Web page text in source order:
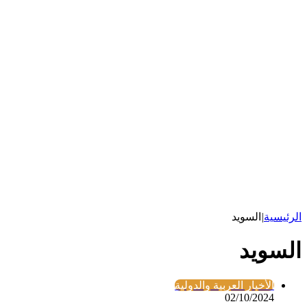
الرئيسية| السويد
السويد
الأخبار العربية والدولية
02/10/2024